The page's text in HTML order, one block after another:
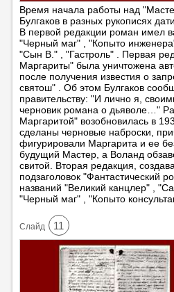
Время начала работы над
Булгаков в разных рукописях
В первой редакции роман имел
"Черный маг" , "Копыто
"Сын В." , "Гастроль" . Первая
Маргариты" была уничтожена
после получения известия о
святош" . Об этом Булгаков
правительству: "И лично я,
черновик романа о дьяволе…"
Маргаритой" возобновилась в
сделаны черновые наброски,
фигурировали Маргарита и ее
будущий Мастер, а Воланд
свитой. Вторая редакция,
подзаголовок "Фантастический
названий "Великий канцлер" ,
"Черный маг" , "Копыто
Cлайд 11